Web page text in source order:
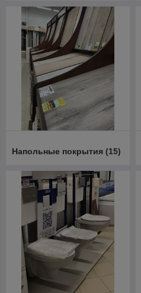
Напольные покрытия (15)